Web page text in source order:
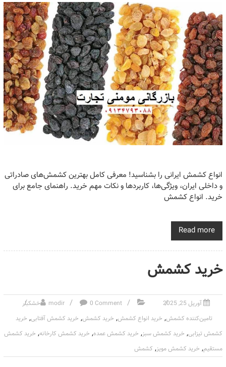
انواع کشمش ایرانی را بشناسید! معرفی کامل بهترین کشمش‌های صادراتی
و داخلی ایران، ویژگی‌ها، کاربردها و نکات مهم خرید. راهنمای جامع برای
خرید. انواع کشمش
Read more
خرید کشمش
آوریل 25, 2025 modir 0 Comment
خشکبار
تامین‌کننده کشمش, خرید انواع کشمش, خرید کشمش, خرید کشمش آفتابی, خرید
کشمش تیزابی, خرید کشمش سبز, خرید کشمش عمده, خرید کشمش کارخانه, خرید کشمش
مستقیم, خرید کشمش مویز, کشمش